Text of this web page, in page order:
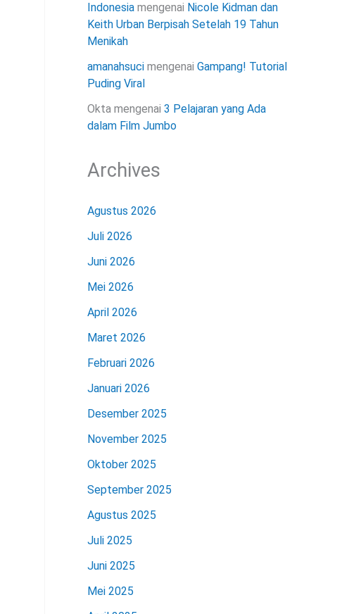
Indonesia mengenai Nicole Kidman dan
Keith Urban Berpisah Setelah 19 Tahun
Menikah
amanahsuci mengenai Gampang! Tutorial
Puding Viral
Okta mengenai 3 Pelajaran yang Ada
dalam Film Jumbo
Archives
Agustus 2026
Juli 2026
Juni 2026
Mei 2026
April 2026
Maret 2026
Februari 2026
Januari 2026
Desember 2025
November 2025
Oktober 2025
September 2025
Agustus 2025
Juli 2025
Juni 2025
Mei 2025